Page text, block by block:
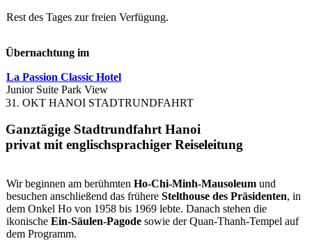
Rest des Tages zur freien Verfügung.
Übernachtung im
La Passion Classic Hotel
Junior Suite Park View
31. OKT HANOI STADTRUNDFAHRT
Ganztägige Stadtrundfahrt Hanoi
privat mit englischsprachiger Reiseleitung
Wir beginnen am berühmten Ho-Chi-Minh-Mausoleum und
besuchen anschließend das frühere Stelthouse des Präsidenten, in
dem Onkel Ho von 1958 bis 1969 lebte. Danach stehen die
ikonische Ein-Säulen-Pagode sowie der Quan-Thanh-Tempel auf
dem Programm.